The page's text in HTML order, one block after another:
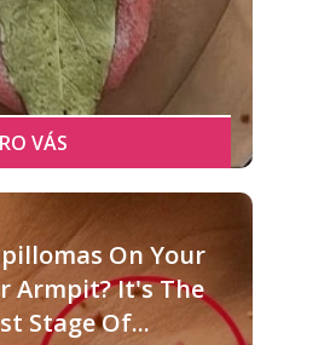
On Your
Armpit? It's The
Stage Of...